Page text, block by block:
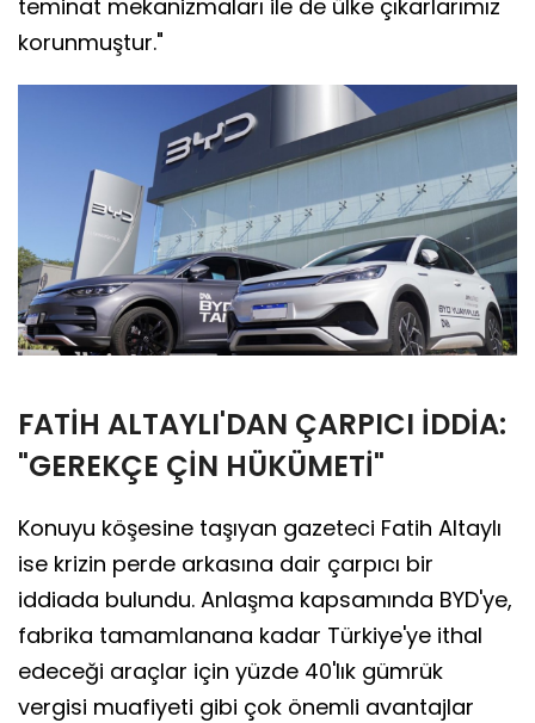
teminat mekanizmaları ile de ülke çıkarlarımız
korunmuştur."
FATİH ALTAYLI'DAN ÇARPICI İDDİA:
"GEREKÇE ÇİN HÜKÜMETİ"
Konuyu köşesine taşıyan gazeteci Fatih Altaylı
ise krizin perde arkasına dair çarpıcı bir
iddiada bulundu. Anlaşma kapsamında BYD'ye,
fabrika tamamlanana kadar Türkiye'ye ithal
edeceği araçlar için yüzde 40'lık gümrük
vergisi muafiyeti gibi çok önemli avantajlar